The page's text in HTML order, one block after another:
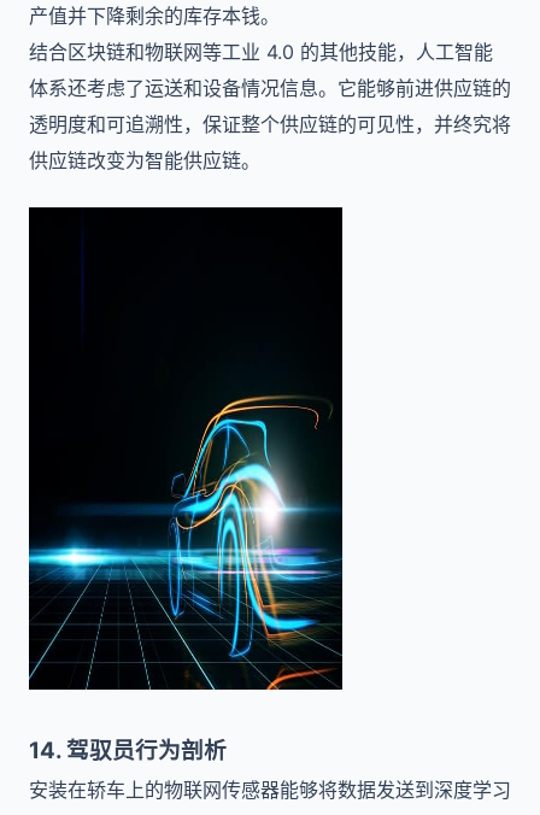
产值并下降剩余的库存本钱。
结合区块链和物联网等工业 4.0 的其他技能，人工智能
体系还考虑了运送和设备情况信息。它能够前进供应链的
透明度和可追溯性，保证整个供应链的可见性，并终究将
供应链改变为智能供应链。
14. 驾驭员行为剖析
安装在轿车上的物联网传感器能够将数据发送到深度学习